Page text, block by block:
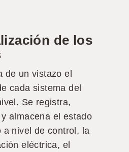
de los
de un vistazo el
cada sistema del
Se registra,
almacena el estado
a nivel de control, la
eléctrica, el